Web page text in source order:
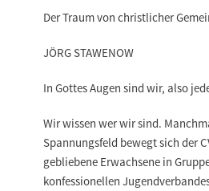
Der Traum von christlicher
JÖRG STAWENOW
In Gottes Augen sind wir, also
Wir wissen wer wir sind.
Spannungsfeld bewegt sich der
gebliebene Erwachsene in
konfessionellen